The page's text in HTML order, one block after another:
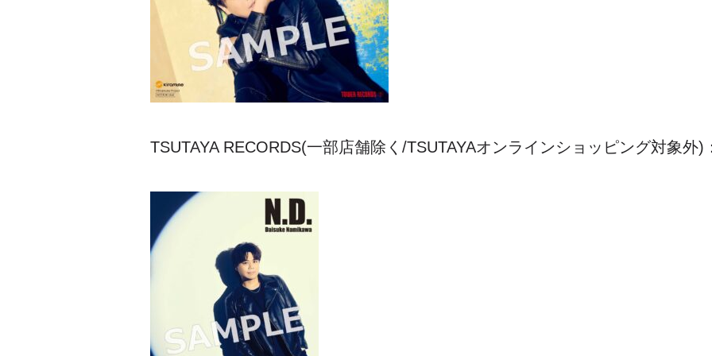
TSUTAYA RECORDS(一部店舗除く/TSUTAYAオンラインショッピング対象外)